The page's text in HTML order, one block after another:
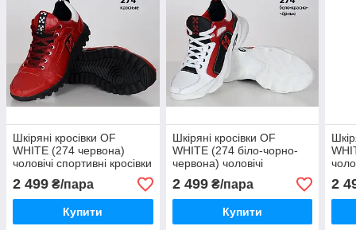
Шкіряні кросівки OF
WHITE (274 червона)
чоловічі спортивні кросівки
шкіряні чоловічі
2 499 ₴/пара
Купити
Шкіряні кросівки OF
WHITE (274 біло-чорно-
червона) чоловічі
спортивні кросівки шкіряні
чоловічі
2 499₴/пара
Купити
2